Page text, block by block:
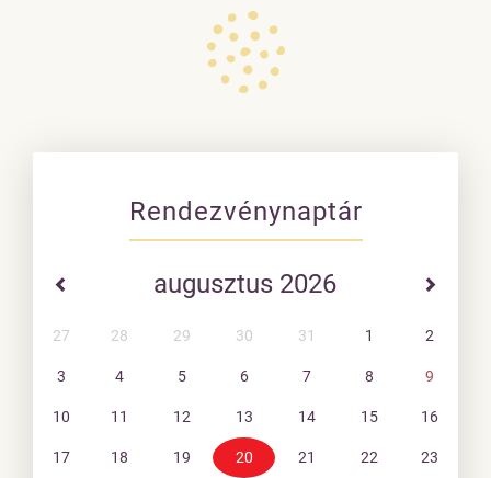
Rendezvénynaptár
augusztus 2026
27 28 29 30 31 1 2
3 4 5 6 7 8 9
10 11 12 13 14 15 16
17 18 19 20 21 22 23